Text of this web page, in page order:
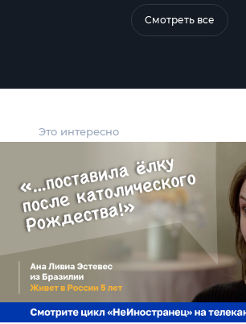
Это интересно
Смотреть все